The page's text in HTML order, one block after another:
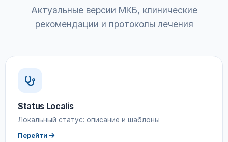
Актуальные версии МКБ, клинические
рекомендации и протоколы лечения
Status Localis
Локальный статус: описание и шаблоны
Перейти